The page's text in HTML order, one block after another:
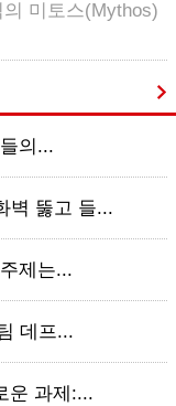
미토스(Mythos)
의...
벽 뚫고 들...
제는...
데프...
운 과제:...